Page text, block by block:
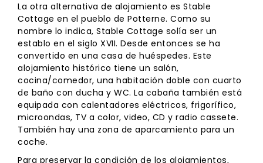
La otra alternativa de alojamiento es Stable
Cottage en el pueblo de Potterne. Como su
nombre lo indica, Stable Cottage solía ser un
establo en el siglo XVII. Desde entonces se ha
convertido en una casa de huéspedes. Este
alojamiento histórico tiene un salón,
cocina/comedor, una habitación doble con cuarto
de baño con ducha y WC. La cabaña también está
equipada con calentadores eléctricos, frigorífico,
microondas, TV a color, video, CD y radio cassete.
También hay una zona de aparcamiento para un
coche.
Para preservar la condición de los alojamientos,